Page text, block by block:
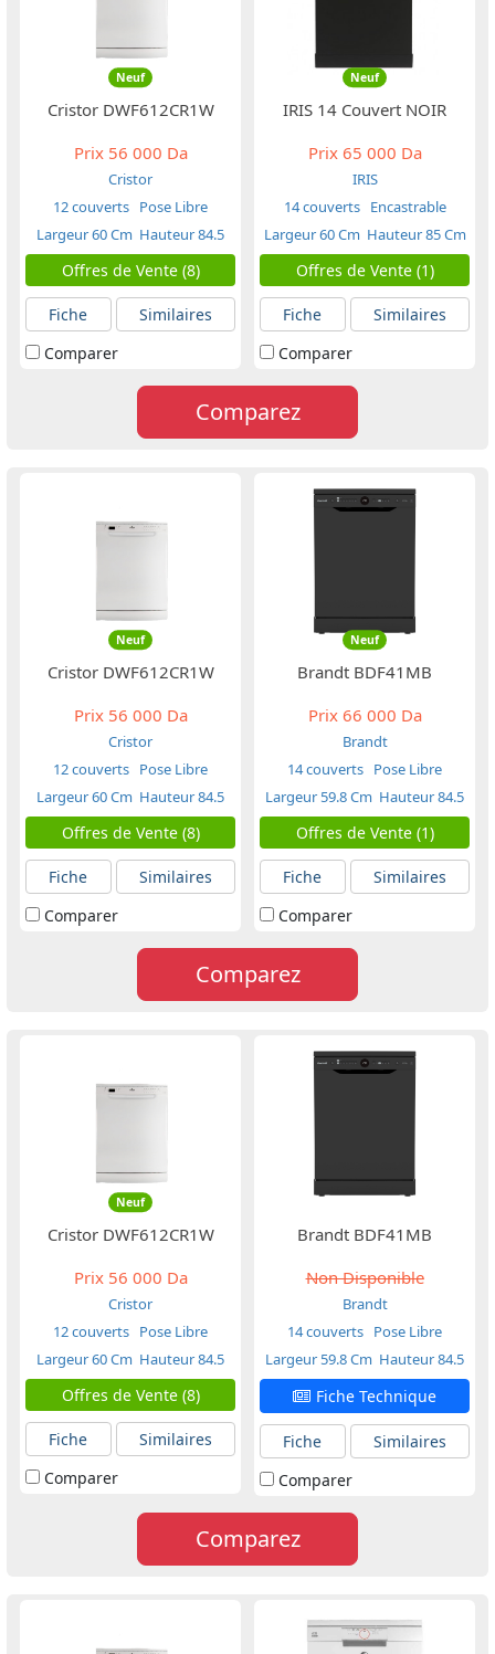
Neuf
Cristor DWF612CR1W
Prix56 000 Da
Cristor
12 couverts Pose Libre
Largeur 60 Cm Hauteur 84.5
Cm
Offres de Vente (8)
Fiche
Similaires
Comparer
Neuf
IRIS 14 Couvert NOIR
Prix65 000 Da
IRIS
14 couverts Encastrable
Largeur 60 Cm Hauteur 85 Cm
Offres de Vente (1)
Fiche
Similaires
Comparer
Comparez
Neuf
Cristor DWF612CR1W
Prix56 000 Da
Cristor
12 couverts Pose Libre
Largeur 60 Cm Hauteur 84.5
Cm
Offres de Vente (8)
Fiche
Similaires
Comparer
Neuf
Brandt BDF41MB
Prix66 000 Da
Brandt
14 couverts Pose Libre
Largeur 59.8 Cm Hauteur 84.5
Cm
Offres de Vente (1)
Fiche
Similaires
Comparer
Comparez
Neuf
Cristor DWF612CR1W
Prix56 000 Da
Cristor
12 couverts Pose Libre
Largeur 60 Cm Hauteur 84.5
Cm
Offres de Vente (8)
Fiche
Similaires
Comparer
Brandt BDF41MB
Non Disponible
Brandt
14 couverts Pose Libre
Largeur 59.8 Cm Hauteur 84.5
Cm
Fiche Technique
Fiche
Similaires
Comparer
Comparez